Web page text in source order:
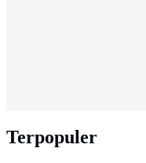
Terpopuler